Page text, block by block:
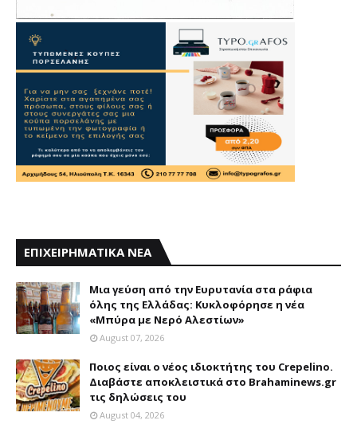
ΕΠΙΧΕΙΡΗΜΑΤΙΚΑ ΝΕΑ
Mια γεύση από την Eυρυτανία στα ράφια
όλης της Ελλάδας: Κυκλοφόρησε η νέα
«Μπύρα με Nερό Aλεστίων»
August 07, 2026
Ποιος είναι ο νέος ιδιοκτήτης του Crepelino.
Διαβάστε αποκλειστικά στο Brahaminews.gr
τις δηλώσεις του
August 04, 2026